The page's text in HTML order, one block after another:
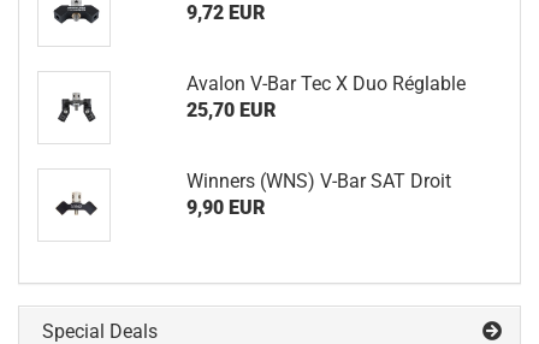
9,72 EUR
Avalon V-Bar Tec X Duo Réglable
25,70 EUR
Winners (WNS) V-Bar SAT Droit
9,90 EUR
Special Deals